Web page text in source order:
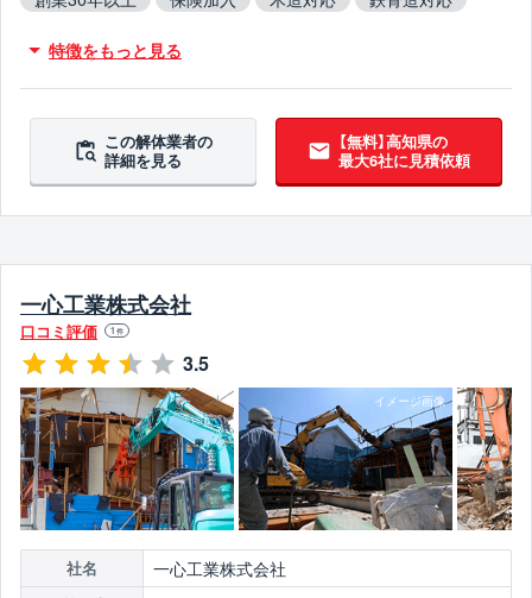
10年以上無違反
翌営業日までに連絡
特徴をもっと見る
この解体業者の
詳細を見る
【無料】高知県の
最大6社に見積依頼
一心工業株式会社
口コミ評価 1 件
3.5
社名 一心工業株式会社